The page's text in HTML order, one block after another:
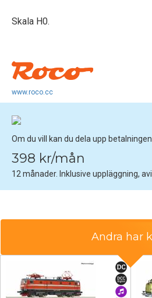
Skala H0.
www.roco.cc
Om du vill kan du dela upp betalningen.
398 kr/mån
12 månader. Inklusive uppläggning,
Andra har